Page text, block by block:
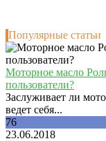
Популярные статьи
Моторное масло
пользователи?
Заслуживает ли
ведет себя...
76
23.06.2018